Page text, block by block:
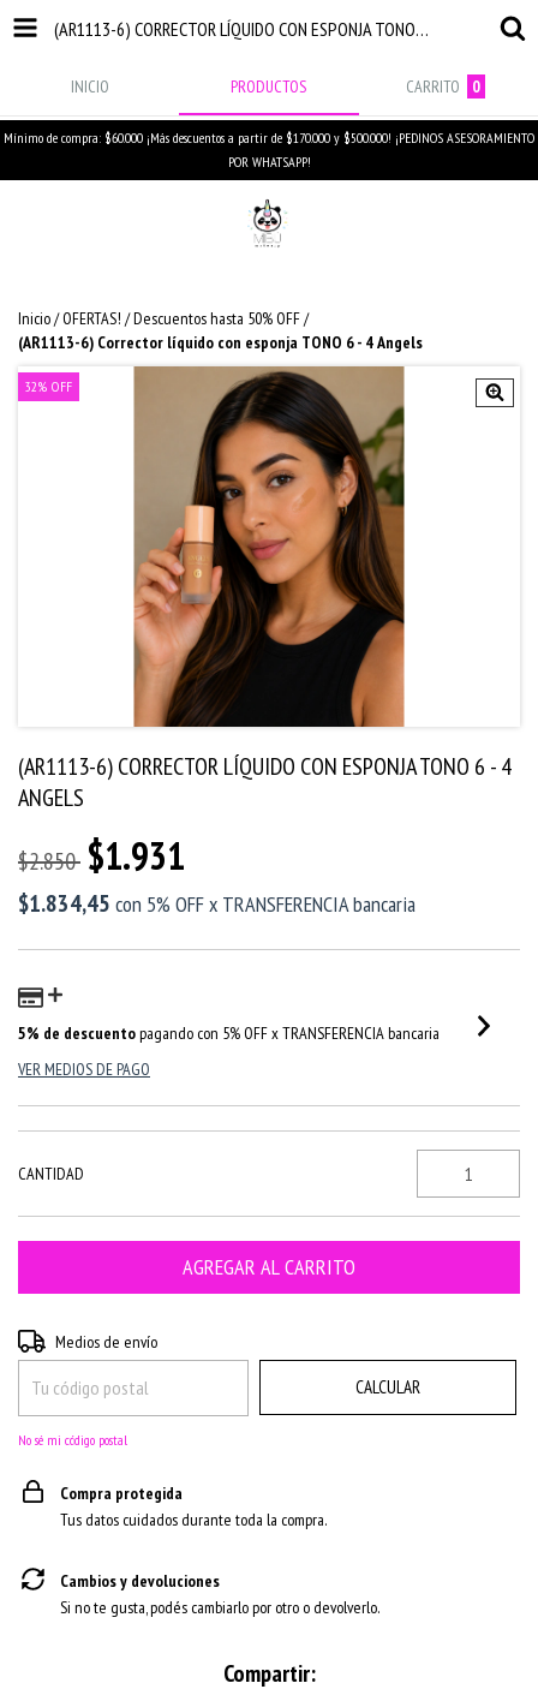
(AR1113-6) CORRECTOR LÍQUIDO CON ESPONJA TONO 6 - 4 ANGELS
INICIO PRODUCTOS CARRITO 0
Mínimo de compra: $60.000 ¡Más descuentos a partir de $170.000 y $500.000! ¡PEDINOS ASESORAMIENTO
POR WHATSAPP!
Inicio/ OFERTAS! /Descuentos hasta 50% OFF/
(AR1113-6) Corrector líquido con esponja TONO 6 - 4 Angels
32% OFF
(AR1113-6) CORRECTOR LÍQUIDO CON ESPONJA TONO 6 - 4
ANGELS
$2.850 $1.931
$1.834,45 con 5% OFF x TRANSFERENCIA bancaria
5% de descuentopagando con 5% OFF x TRANSFERENCIA bancaria
VER MEDIOS DE PAGO
CANTIDAD
Entregas para el CP:
Medios de envío
CALCULAR
No sé mi código postal
Compra protegida
Tus datos cuidados durante toda la compra.
Cambios y devoluciones
Si no te gusta, podés cambiarlo por otro o devolverlo.
Compartir: